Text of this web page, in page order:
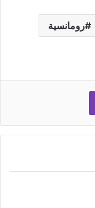
رومانسية
ڤايبر